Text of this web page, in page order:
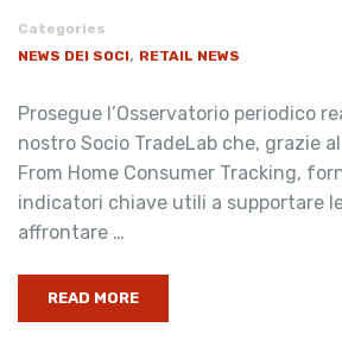
Categories
NEWS DEI SOCI, RETAIL NEWS
Prosegue l’Osservatorio periodico
nostro Socio TradeLab che, grazie
From Home Consumer Tracking,
indicatori chiave utili a supportare
affrontare …
READ MORE